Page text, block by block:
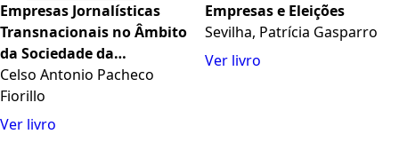
Empresas Jornalísticas
Transnacionais no Âmbito
da Sociedade da
Informação e sua Tutela
Jurídica em Face do Direito
Ambiental Constitucional
Celso Antonio Pacheco
Fiorillo
Ver livro
Empresas e Eleições
Sevilha, Patrícia Gasparro
Ver livro